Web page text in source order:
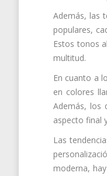
Además, las
populares,
Estos tonos
multitud.
En cuanto a
en colores
Además, los
aspecto final
Las
moderna,